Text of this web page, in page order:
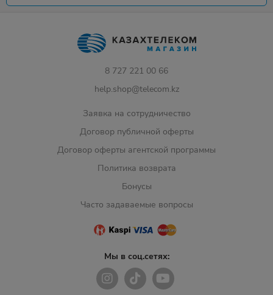
8 727 221 00 66
help.shop@telecom.kz
Заявка на сотрудничество
Договор публичной оферты
Договор оферты агентской программы
Политика возврата
Бонусы
Часто задаваемые вопросы
Мы в соц.сетях: